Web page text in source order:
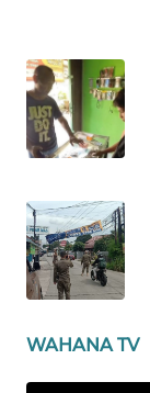
WAHANA TV
SUMBAR
WN
SUMSEL
WN
BENGKULU
WN